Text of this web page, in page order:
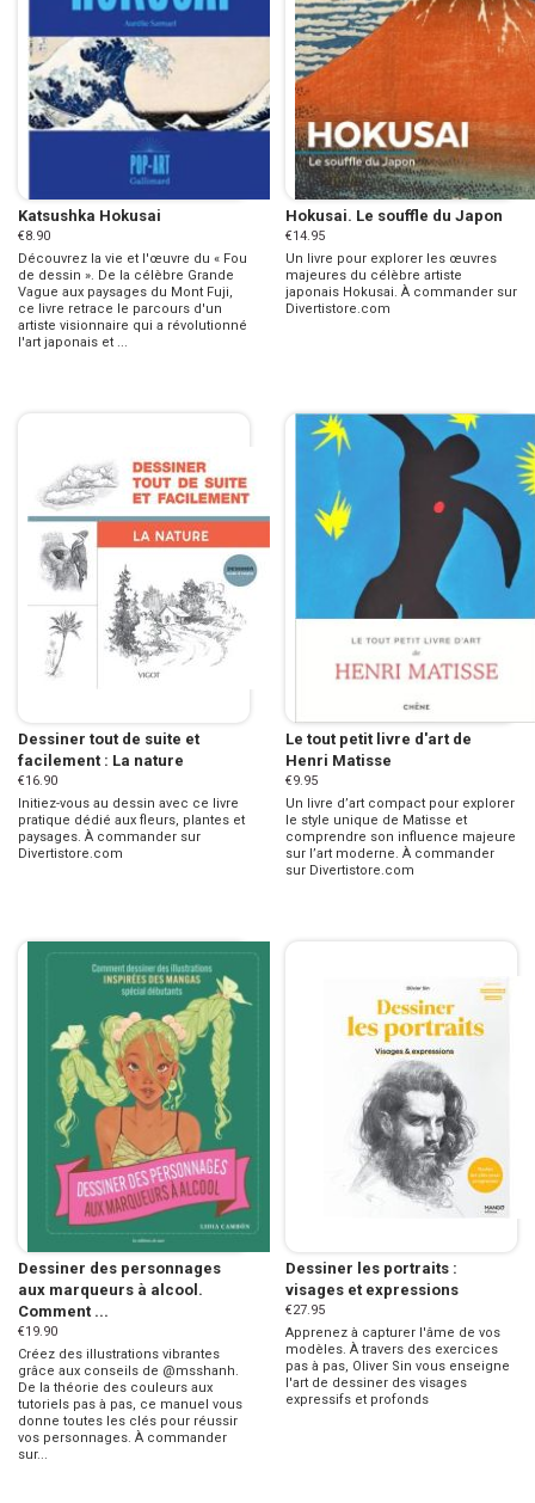
Katsushka Hokusai
€8.90
Découvrez la vie et l'œuvre du « Fou
de dessin ». De la célèbre Grande
Vague aux paysages du Mont Fuji,
ce livre retrace le parcours d'un
artiste visionnaire qui a révolutionné
l'art japonais et ...
Hokusai. Le souffle du Japon
€14.95
Un livre pour explorer les œuvres
majeures du célèbre artiste
japonais Hokusai. À commander sur
Divertistore.com
Dessiner tout de suite et
facilement : La nature
€16.90
Initiez-vous au dessin avec ce livre
pratique dédié aux fleurs, plantes et
paysages. À commander sur
Divertistore.com
Le tout petit livre d'art de
Henri Matisse
€9.95
Un livre d’art compact pour explorer
le style unique de Matisse et
comprendre son influence majeure
sur l’art moderne. À commander
sur Divertistore.com
Dessiner des personnages
aux marqueurs à alcool.
Comment ...
€19.90
Créez des illustrations vibrantes
grâce aux conseils de @msshanh.
De la théorie des couleurs aux
tutoriels pas à pas, ce manuel vous
donne toutes les clés pour réussir
vos personnages. À commander
sur...
Dessiner les portraits :
visages et expressions
€27.95
Apprenez à capturer l'âme de vos
modèles. À travers des exercices
pas à pas, Oliver Sin vous enseigne
l'art de dessiner des visages
expressifs et profonds